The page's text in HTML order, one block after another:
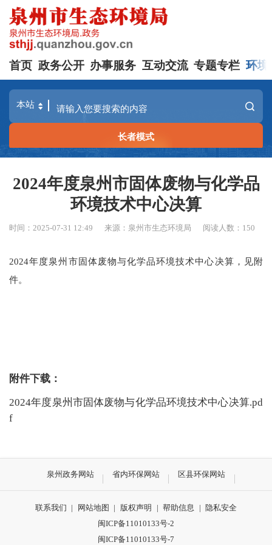
首页 政务公开 办事服务 互动交流 专题专栏 环境
长者模式
2024年度泉州市固体废物与化学品
环境技术中心决算
时间：2025-07-31 12:49 来源：泉州市生态环境局 阅读人数： 150
2024年度泉州市固体废物与化学品环境技术中心决算 ，见附
件。
附件下载：
2024年度泉州市固体废物与化学品环境技术中心决算.pd
f
泉州政务网站 省内环保网站 区县环保网站
联系我们 | 网站地图 | 版权声明 | 帮助信息 | 隐私安全
闽ICP备11010133号-2
闽ICP备11010133号-7